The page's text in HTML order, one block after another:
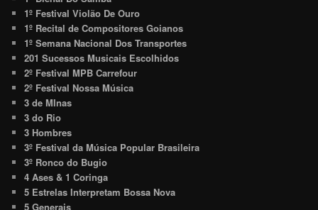
1º Festival Violão De Ouro
1º Recital de Compositores Goianos
1º Semana Nacional Dos Transportes
201 Sucessos Musicais Escolhidos
2º Festival MPB Carrefour
2º Festival Nossa Música
3 de MInas
3 do Rio
3 Hombres
3º Festival da Música Popular Brasileira
3º Ronco do Bugio
4 Ases & 1 Coringa
5 Estrelas Interpretam Bossa Nova
5 Generais